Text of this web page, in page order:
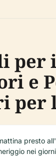
per i
e
per
presto
nei